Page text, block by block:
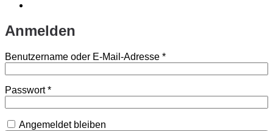
Anmelden
Benutzername oder E-Mail-Adresse *Erforderlich
Passwort*Erforderlich
Angemeldet bleiben